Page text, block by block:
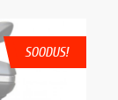
SOODUS!